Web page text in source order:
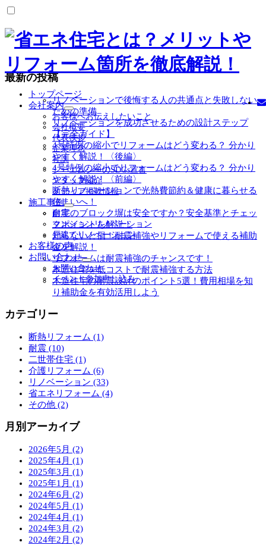
トップページ
会社案内
サ
ブ
メ
ニ
ュ
ー
を
展
開
お客様へお伝えしたいこと
会社概要
代表挨拶
企業理念
社訓
シーエムシーのSDGs宣言
スタッフ紹介
メディア掲載情報
施工事例
サ
ブ
メ
ニ
ュ
ー
を
展
開
耐震
マンションリノベーション
戸建てリノベーション
お客様の声
お問い合わせ
サ
ブ
メ
ニ
展
お問い合わせ
イベント参加申し込み
最新の投稿
リノベーションで後悔する人の共通点と失敗しない
ための準備
リノベーションを成功させるための設計ステップ
【完全ガイド】
4号特例の縮小でリフォームはどう変わる？ 分かり
やすく解説！〈後編〉
4号特例の縮小でリフォームはどう変わる？ 分かり
やすく解説！〈前編〉
断熱リノベーションで光熱費節約＆健康に暮らせる
住まいへ！
自宅のブロック塀は安全ですか？安全基準とチェッ
クポイントを解説！
知らないと損！耐震補強やリフォームで使える補助
金を解説！
リフォームは耐震補強のチャンスです！
木造住宅を低コストで耐震補強する方法
木造住宅の耐震設計のポイント5選！費用相場を知
り補助金を有効活用しよう
カテゴリー
断熱リフォーム (1)
耐震 (10)
二世帯住宅 (1)
介護リフォーム (6)
リノベーション (33)
省エネリフォーム (4)
その他 (2)
月別アーカイブ
2026年5月 (2)
2025年4月 (1)
2025年3月 (1)
2025年1月 (1)
2024年6月 (2)
2024年5月 (1)
2024年4月 (1)
2024年3月 (2)
2024年2月 (2)